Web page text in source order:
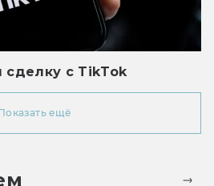
сделку с TikTok
ещё